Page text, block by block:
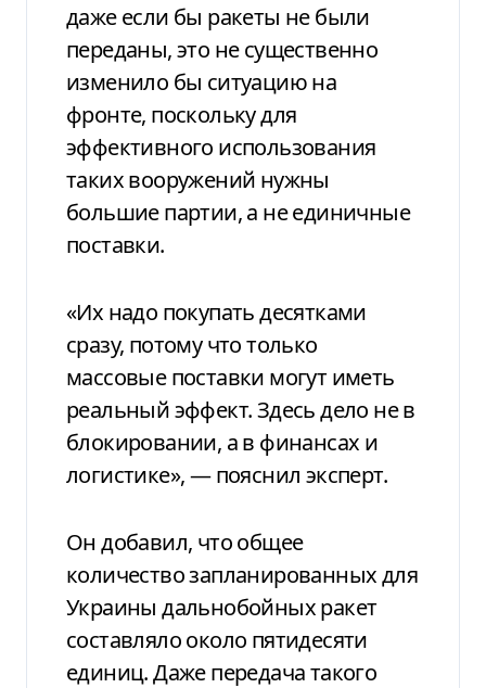
даже если бы ракеты не были
переданы, это не существенно
изменило бы ситуацию на
фронте, поскольку для
эффективного использования
таких вооружений нужны
большие партии, а не единичные
поставки.
«Их надо покупать десятками
сразу, потому что только
массовые поставки могут иметь
реальный эффект. Здесь дело не в
блокировании, а в финансах и
логистике», — пояснил эксперт.
Он добавил, что общее
количество запланированных для
Украины дальнобойных ракет
составляло около пятидесяти
единиц. Даже передача такого